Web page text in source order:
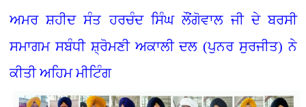
ਅਮਰ ਸ਼ਹੀਦ ਸੰਤ ਹਰਚੰਦ ਸਿੰਘ ਲੌਂਗੋਵਾਲ ਜੀ ਦੇ ਬਰਸੀ
ਸਮਾਗਮ ਸਬੰਧੀ ਸ਼੍ਰੋਮਣੀ ਅਕਾਲੀ ਦਲ (ਪੁਨਰ ਸੁਰਜੀਤ) ਨੇ
ਕੀਤੀ ਅਹਿਮ ਮੀਟਿੰਗ